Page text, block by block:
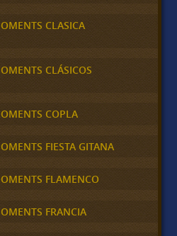
CLASICA
CLÁSICOS
COPLA
FIESTA GITANA
FLAMENCO
FRANCIA